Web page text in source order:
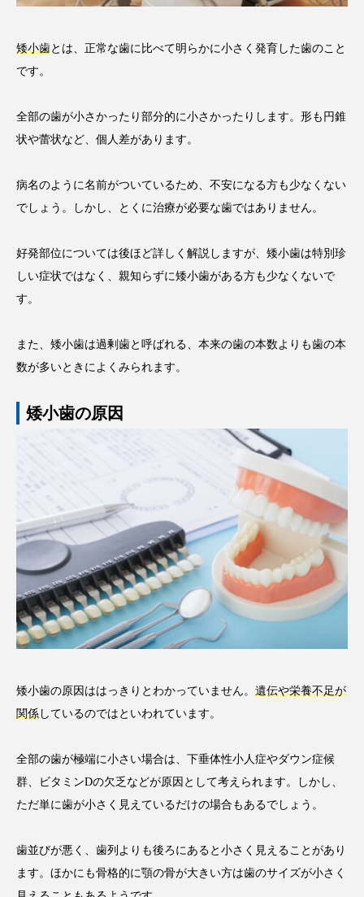
矮小歯とは、正常な歯に比べて明らかに小さく発育した歯のこと
です。
全部の歯が小さかったり部分的に小さかったりします。形も円錐
状や蕾状など、個人差があります。
病名のように名前がついているため、不安になる方も少なくない
でしょう。しかし、とくに治療が必要な歯ではありません。
好発部位については後ほど詳しく解説しますが、矮小歯は特別珍
しい症状ではなく、親知らずに矮小歯がある方も少なくないで
す。
また、矮小歯は過剰歯と呼ばれる、本来の歯の本数よりも歯の本
数が多いときによくみられます。
矮小歯の原因
矮小歯の原因ははっきりとわかっていません。 遺伝や栄養不足が
関係 しているのではといわれています。
全部の歯が極端に小さい場合は、下垂体性小人症やダウン症候
群、ビタミンDの欠乏などが原因として考えられます。しかし、
ただ単に歯が小さく見えているだけの場合もあるでしょう。
歯並びが悪く、歯列よりも後ろにあると小さく見えることがあり
ます。ほかにも骨格的に顎の骨が大きい方は歯のサイズが小さく